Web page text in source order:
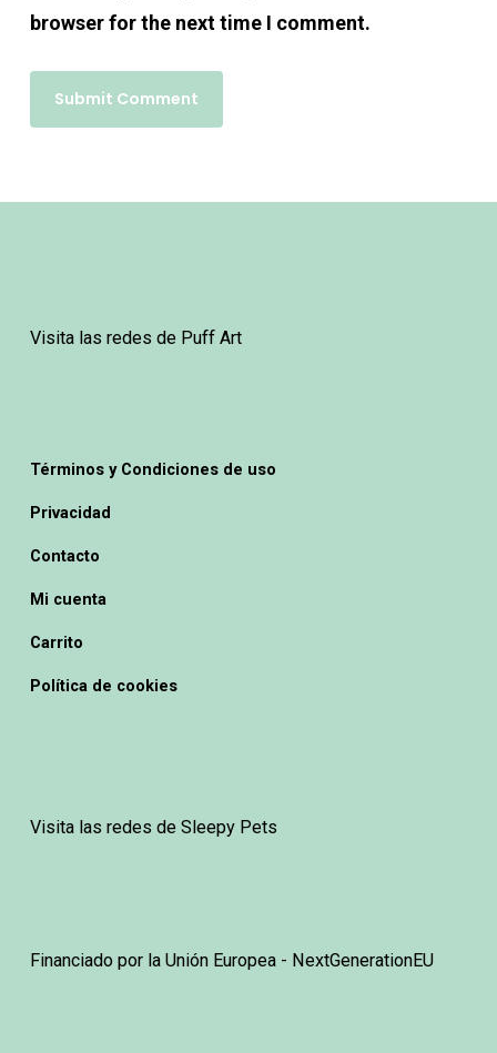
browser for the next time I comment.
Visita las redes de Puff Art
Términos y Condiciones de uso
Privacidad
Contacto
Mi cuenta
Carrito
Política de cookies
Visita las redes de Sleepy Pets
Financiado por la Unión Europea - NextGenerationEU